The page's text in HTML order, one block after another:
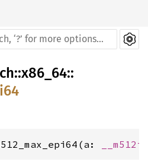
::x86_64::
__m512i